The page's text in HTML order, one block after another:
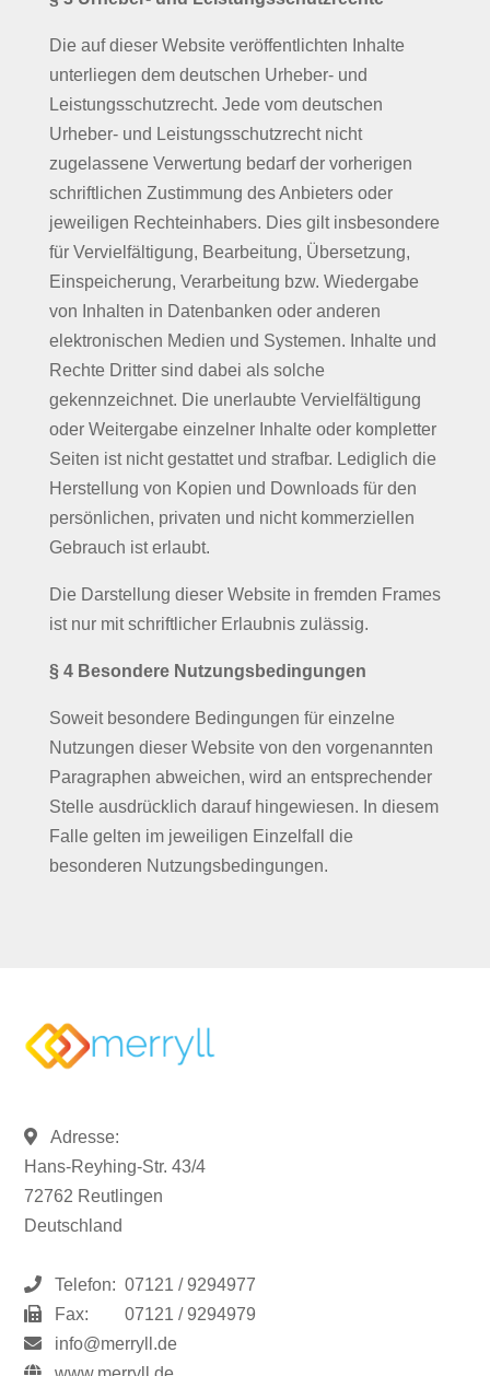
Die auf dieser Website veröffentlichten Inhalte
unterliegen dem deutschen Urheber- und
Leistungsschutzrecht. Jede vom deutschen
Urheber- und Leistungsschutzrecht nicht
zugelassene Verwertung bedarf der vorherigen
schriftlichen Zustimmung des Anbieters oder
jeweiligen Rechteinhabers. Dies gilt insbesondere
für Vervielfältigung, Bearbeitung, Übersetzung,
Einspeicherung, Verarbeitung bzw. Wiedergabe
von Inhalten in Datenbanken oder anderen
elektronischen Medien und Systemen. Inhalte und
Rechte Dritter sind dabei als solche
gekennzeichnet. Die unerlaubte Vervielfältigung
oder Weitergabe einzelner Inhalte oder kompletter
Seiten ist nicht gestattet und strafbar. Lediglich die
Herstellung von Kopien und Downloads für den
persönlichen, privaten und nicht kommerziellen
Gebrauch ist erlaubt.
Die Darstellung dieser Website in fremden Frames
ist nur mit schriftlicher Erlaubnis zulässig.
§ 4 Besondere Nutzungsbedingungen
Soweit besondere Bedingungen für einzelne
Nutzungen dieser Website von den vorgenannten
Paragraphen abweichen, wird an entsprechender
Stelle ausdrücklich darauf hingewiesen. In diesem
Falle gelten im jeweiligen Einzelfall die
besonderen Nutzungsbedingungen.
Adresse:
Hans-Reyhing-Str. 43/4
72762 Reutlingen
Deutschland
Telefon: 07121 / 9294977
Fax:
07121 / 9294979
info@merryll.de